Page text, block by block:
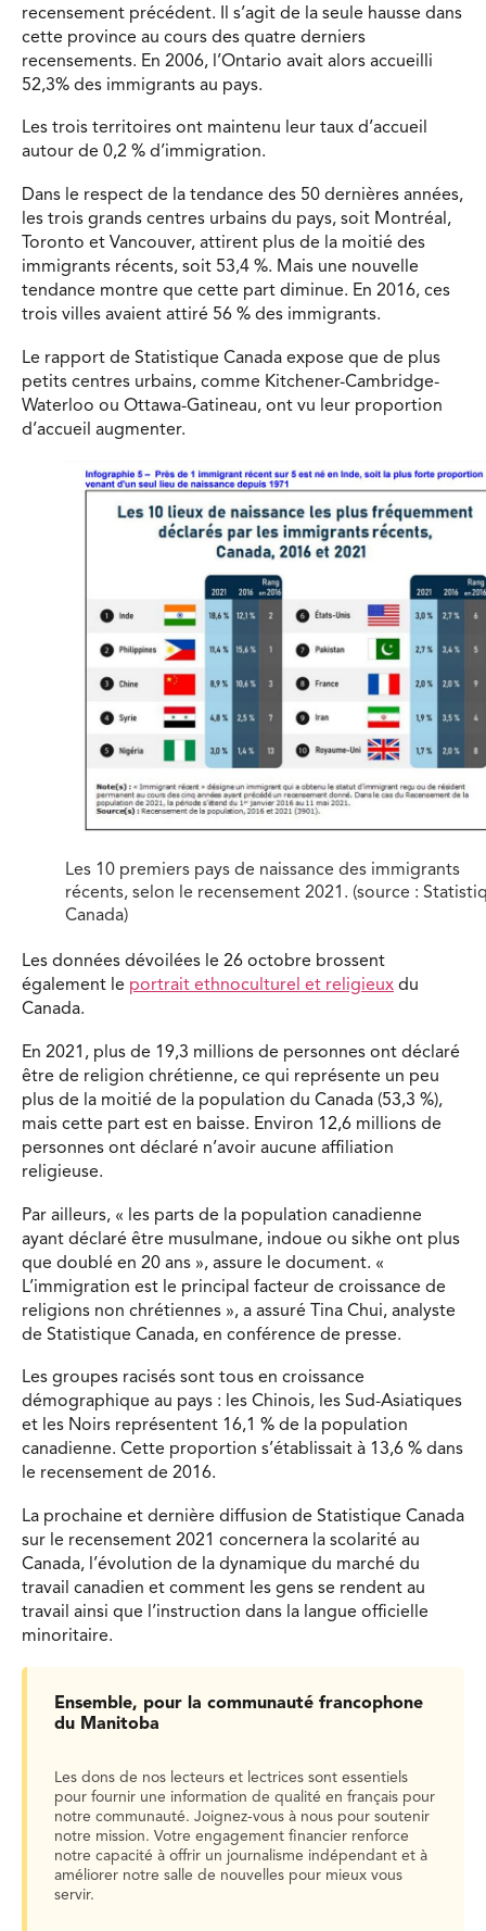
recensement précédent. Il s’agit de la seule hausse dans
cette province au cours des quatre derniers
recensements. En 2006, l’Ontario avait alors accueilli
52,3% des immigrants au pays.
Les trois territoires ont maintenu leur taux d’accueil
autour de 0,2 % d’immigration.
Dans le respect de la tendance des 50 dernières années,
les trois grands centres urbains du pays, soit Montréal,
Toronto et Vancouver, attirent plus de la moitié des
immigrants récents, soit 53,4 %. Mais une nouvelle
tendance montre que cette part diminue. En 2016, ces
trois villes avaient attiré 56 % des immigrants.
Le rapport de Statistique Canada expose que de plus
petits centres urbains, comme Kitchener-Cambridge-
Waterloo ou Ottawa-Gatineau, ont vu leur proportion
d’accueil augmenter.
Les 10 premiers pays de naissance des immigrants
récents, selon le recensement 2021. (source :
Canada)
Les données dévoilées le 26 octobre brossent
également le portrait ethnoculturel et religieux du
Canada.
En 2021, plus de 19,3 millions de personnes ont déclaré
être de religion chrétienne, ce qui représente un peu
plus de la moitié de la population du Canada (53,3 %),
mais cette part est en baisse. Environ 12,6 millions de
personnes ont déclaré n’avoir aucune affiliation
religieuse.
Par ailleurs, « les parts de la population canadienne
ayant déclaré être musulmane, indoue ou sikhe ont plus
que doublé en 20 ans », assure le document. «
L’immigration est le principal facteur de croissance de
religions non chrétiennes », a assuré Tina Chui, analyste
de Statistique Canada, en conférence de presse.
Les groupes racisés sont tous en croissance
démographique au pays : les Chinois, les Sud-Asiatiques
et les Noirs représentent 16,1 % de la population
canadienne. Cette proportion s’établissait à 13,6 % dans
le recensement de 2016.
La prochaine et dernière diffusion de Statistique Canada
sur le recensement 2021 concernera la scolarité au
Canada, l’évolution de la dynamique du marché du
travail canadien et comment les gens se rendent au
travail ainsi que l’instruction dans la langue officielle
minoritaire.
Ensemble, pour la communauté francophone
du Manitoba
Les dons de nos lecteurs et lectrices sont essentiels
pour fournir une information de qualité en français pour
notre communauté. Joignez-vous à nous pour soutenir
notre mission. Votre engagement financier renforce
notre capacité à offrir un journalisme indépendant et à
améliorer notre salle de nouvelles pour mieux vous
servir.